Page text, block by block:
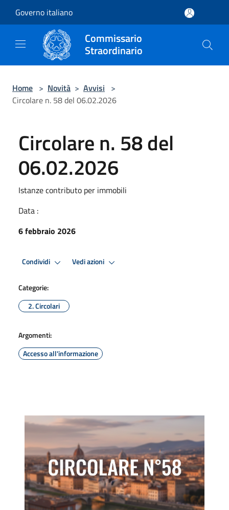
Governo italiano
Commissario
Straordinario
Home > Novità > Avvisi >
Circolare n. 58 del 06.02.2026
Circolare n. 58 del
06.02.2026
Istanze contributo per immobili
Data :
6 febbraio 2026
Condividi Vedi azioni
Categorie:
2. Circolari
Argomenti:
Accesso all'informazione